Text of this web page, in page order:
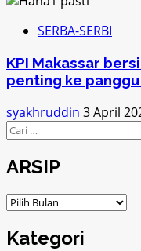
SERBA-SERBI
KPI Makassar
penting ke
syakhruddin 3 April
Cari
untuk:
ARSIP
ARSIP
Kategori